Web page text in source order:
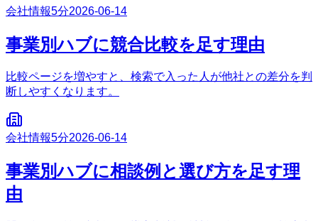
会社情報5分2026-06-14
事業別ハブに競合比較を足す理由
比較ページを増やすと、検索で入った人が他社との差分を判
断しやすくなります。
会社情報5分2026-06-14
事業別ハブに相談例と選び方を足す理
由